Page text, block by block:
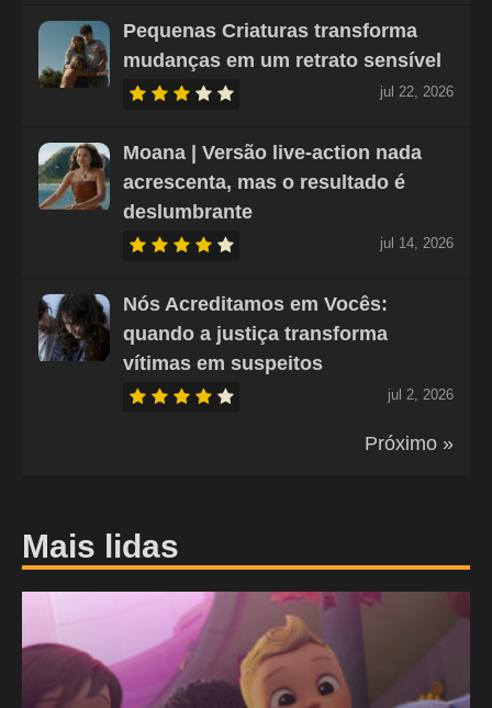
Pequenas Criaturas transforma
mudanças em um retrato sensível
jul 22, 2026
Moana | Versão live-action nada
acrescenta, mas o resultado é
deslumbrante
jul 14, 2026
Nós Acreditamos em Vocês:
quando a justiça transforma
vítimas em suspeitos
jul 2, 2026
Próximo »
Mais lidas